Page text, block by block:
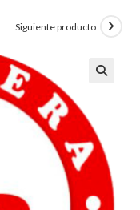
Siguiente producto